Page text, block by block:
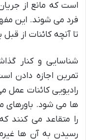
است که مانع از
فرد می شوند. این
تا آنچه کائنات از
شناسایی و کنار
تمرین اجازه دادن
رادیویی کائنات عمل
ها می شود. باورهای
را متقاعد می کنند
رسیدن به آن ها